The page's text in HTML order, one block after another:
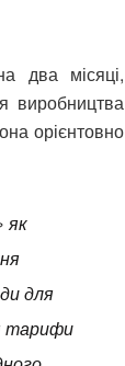
два місяці,
виробництва
орієнтовно
як
для
тарифи